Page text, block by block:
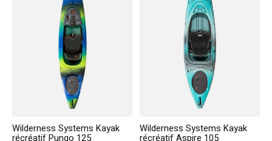
Wilderness Systems Kayak
récréatif Pungo 125
Wilderness Systems Kayak
récréatif Aspire 105